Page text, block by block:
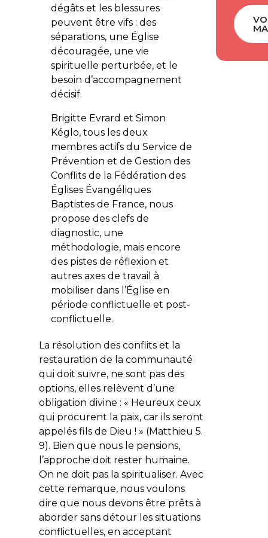
dégâts et les blessures
peuvent être vifs : des
séparations, une Église
découragée, une vie
spirituelle perturbée, et le
besoin d’accompagnement
décisif.
Brigitte Evrard et Simon
Kéglo, tous les deux
membres actifs du Service de
Prévention et de Gestion des
Conflits de la Fédération des
Églises Évangéliques
Baptistes de France, nous
propose des clefs de
diagnostic, une
méthodologie, mais encore
des pistes de réflexion et
autres axes de travail à
mobiliser dans l’Église en
période conflictuelle et post-
conflictuelle.
La résolution des conflits et la
restauration de la communauté
qui doit suivre, ne sont pas des
options, elles relèvent d’une
obligation divine : « Heureux ceux
qui procurent la paix, car ils seront
appelés fils de Dieu ! » (Matthieu 5.
9). Bien que nous le pensions,
l’approche doit rester humaine.
On ne doit pas la spiritualiser. Avec
cette remarque, nous voulons
dire que nous devons être prêts à
aborder sans détour les situations
conflictuelles, en acceptant